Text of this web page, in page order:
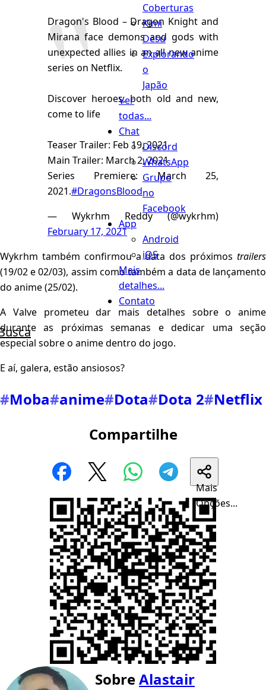
Coberturas
Kimi
Desu
Explorando
o
Japão
Ver
todas...
Chat
Discord
WhatsApp
Grupo
no
Facebook
App
Android
iOS
Mais
detalhes...
Contato
Dragon's Blood – Dragon Knight and
Mirana face demons and gods with
unexpected allies in an all new anime
series on Netflix.
Discover heroes, both old and new,
come to life
Teaser Trailer: Feb 19, 2021
Main Trailer: March 2, 2021
Series Premiere: March 25,
2021.#DragonsBlood
— Wykrhm Reddy (@wykrhm)
February 17, 2021
Wykrhm também confirmou a data dos próximos trailers
(19/02 e 02/03), assim como também a data de lançamento
do anime (25/02).
A Valve prometeu dar mais detalhes sobre o anime
durante as próximas semanas e dedicar uma seção
especial sobre o anime dentro do jogo.
E aí, galera, estão ansiosos?
#Moba#anime#Dota#Dota 2#Netflix
Compartilhe
Mais
Opções...
SobreAlastair